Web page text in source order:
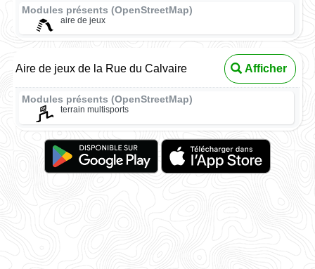
Modules présents (OpenStreetMap)
aire de jeux
Aire de jeux de la Rue du Calvaire Afficher
Modules présents (OpenStreetMap)
terrain multisports